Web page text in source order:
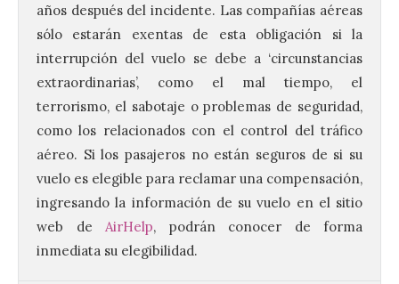
años después del incidente. Las compañías aéreas
sólo estarán exentas de esta obligación si la
interrupción del vuelo se debe a ‘circunstancias
extraordinarias’, como el mal tiempo, el
terrorismo, el sabotaje o problemas de seguridad,
como los relacionados con el control del tráfico
aéreo. Si los pasajeros no están seguros de si su
vuelo es elegible para reclamar una compensación,
ingresando la información de su vuelo en el sitio
web de AirHelp, podrán conocer de forma
inmediata su elegibilidad.
Ciclo “Mujeres en la
Historia y la
Peregrinación”, en
Benavides de Órbigo.
7 Ago 2026
Conferencia de Victorina
Alonso, sobre la
peregrinación femenina.
Presentación del Libro
“Va de Monjas”, de José
Fernando Cornejo. Apertura de una doble
exposición de fotografía. Este viernes, 7
de agosto, a las 20,00 horas, en el